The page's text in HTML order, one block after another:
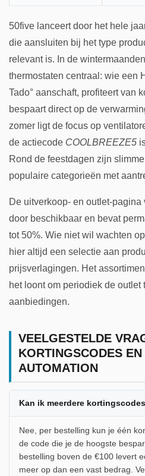
50five lanceert door het hele
die aansluiten bij het type
relevant is. In de
thermostaten centraal: wie een
Tado° aanschaft, profiteert van
bespaart direct op de
zomer ligt de focus op
de actiecode COOLBREEZE5
Rond de feestdagen zijn
populaire categorieën met
De uitverkoop- en outlet-
door beschikbaar en bevat
tot 50%. Wie niet wil wachten
hier altijd een selectie aan
prijsverlagingen. Het
het loont om periodiek de
aanbiedingen.
VEELGESTELDE
KORTINGSCODES
AUTOMATION
Kan ik meerdere
Nee, per bestelling kun je één
de code die je de hoogste
bestelling boven de €100 levert
meer op dan een vast bedrag.